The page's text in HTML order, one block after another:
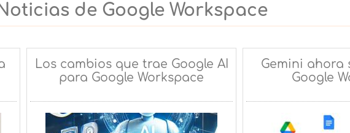
de Google Workspace
Los cambios que trae Google AI
para Google Workspace
Gemini ahora
Google